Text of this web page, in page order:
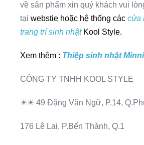
về sản phẩm xin quý khách vui
tại webstie hoặc hệ thống các cửa
trang trí sinh nhật Kool Style.
Xem thêm : Thiệp sinh nhật
CÔNG TY TNHH KOOL STYLE
☀☀ 49 Đặng Văn Ngữ, P.14,
176 Lê Lai, P.Bến Thành, Q.1